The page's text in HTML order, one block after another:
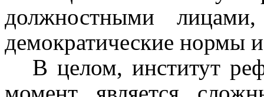
должностными
демократические нормы
В целом, институт